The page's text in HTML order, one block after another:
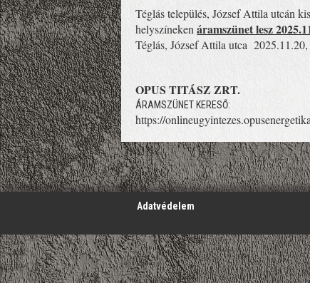
Téglás település, József Attila utcán
helyszínekenáramszünet lesz
Téglás, József Attila utca
OPUS TITÁSZ ZRT.
ÁRAMSZÜNET KERESŐ:
https://
';
Adatvédelem